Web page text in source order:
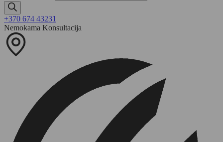
+370 674 43231
Nemokama Konsultacija